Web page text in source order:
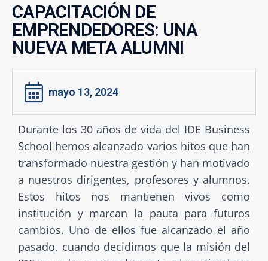
CAPACITACIÓN DE
EMPRENDEDORES: UNA
NUEVA META ALUMNI
mayo 13, 2024
Durante los 30 años de vida del IDE Business
School hemos alcanzado varios hitos que han
transformado nuestra gestión y han motivado
a nuestros dirigentes, profesores y alumnos.
Estos hitos nos mantienen vivos como
institución y marcan la pauta para futuros
cambios. Uno de ellos fue alcanzado el año
pasado, cuando decidimos que la misión del